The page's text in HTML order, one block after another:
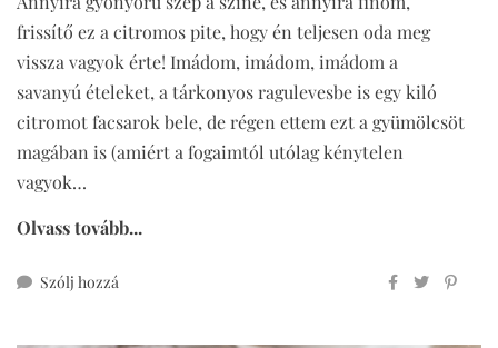
frissítő ez a citromos pite, hogy én teljesen oda meg
vissza vagyok érte! Imádom, imádom, imádom a
savanyú ételeket, a tárkonyos ragulevesbe is egy kiló
citromot facsarok bele, de régen ettem ezt a gyümölcsöt
magában is (amiért a fogaimtól utólag kénytelen
vagyok…
Olvass tovább...
Szólj hozzá